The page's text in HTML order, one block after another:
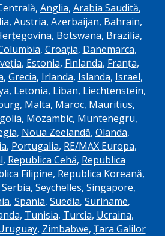
Anglia, Arabia Saudită,
, Austria, Azerbaijan, Bahrain,
, Botswana, Brazilia,
, Croația, Danemarca,
, Estonia, Finlanda, Franța,
, Grecia, Irlanda, Islanda, Israel,
, Letonia, Liban, Liechtenstein,
, Malta, Maroc, Mauritius,
, Mozambic, Muntenegru,
, Noua Zeelandă, Olanda,
, Portugalia, RE/MAX Europa,
, Republica Cehă, Republica
Filipine, Republica Koreană,
Serbia, Seychelles, Singapore,
, Spania, Suedia, Suriname,
, Tunisia, Turcia, Ucraina,
, Zimbabwe, Țara Galilor